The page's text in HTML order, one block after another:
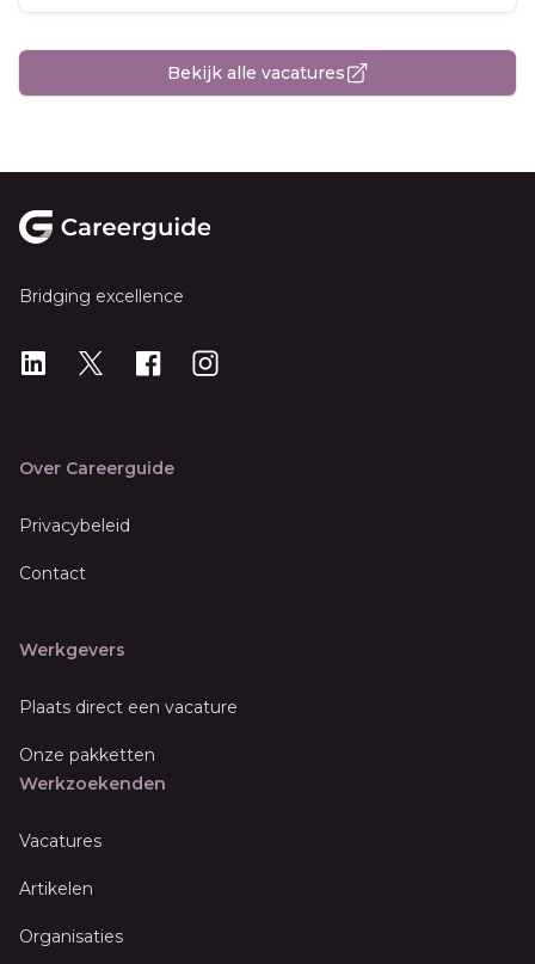
Bekijk alle vacatures
Bridging excellence
LinkedIn
X Instagram
Over Careerguide
Privacybeleid
Contact
Werkgevers
Plaats direct een vacature
Onze pakketten
Werkzoekenden
Vacatures
Artikelen
Organisaties